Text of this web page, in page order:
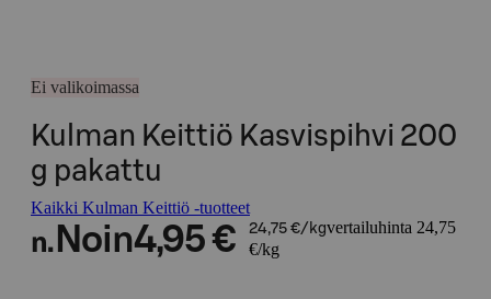
Ei valikoimassa
Kulman Keittiö Kasvispihvi 200
g pakattu
Kaikki Kulman Keittiö -tuotteet
n. Noin4,95 € 24,75 €/kgvertailuhinta 24,75
€/kg